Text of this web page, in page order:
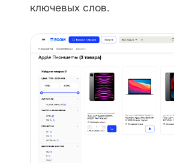
ключевых слов.